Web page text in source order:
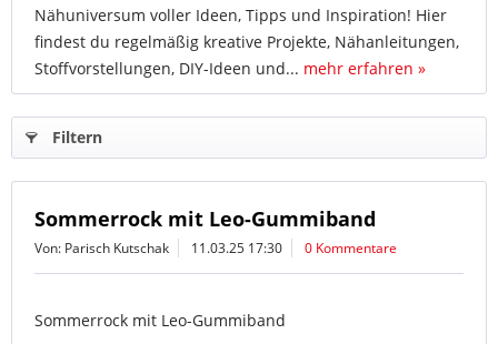
Nähuniversum voller Ideen, Tipps und Inspiration! Hier
findest du regelmäßig kreative Projekte, Nähanleitungen,
Stoffvorstellungen, DIY-Ideen und... mehr erfahren »
Filtern
Sommerrock mit Leo-Gummiband
Von: Parisch Kutschak 11.03.25 17:30 0 Kommentare
Sommerrock mit Leo-Gummiband